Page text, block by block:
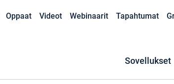
Oppaat Videot Webinaarit Tapahtumat
Sovellukset